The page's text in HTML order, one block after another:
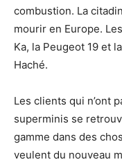
combustion. La
mourir en Europe.
Ka, la Peugeot 19 et
Haché.
Les clients qui n’ont
superminis se
gamme dans des
veulent du nouveau